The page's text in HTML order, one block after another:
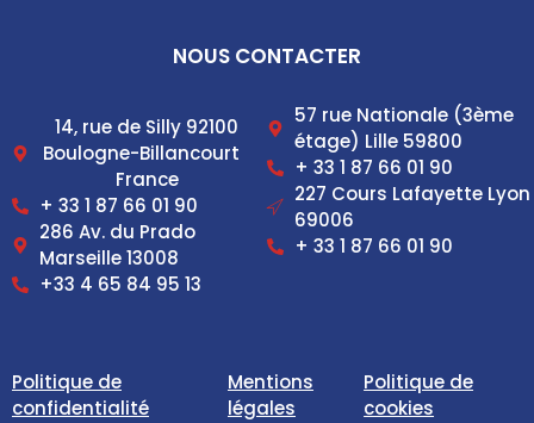
NOUS CONTACTER
14, rue de Silly 92100
Boulogne-Billancourt
France
+ 33 1 87 66 01 90
286 Av. du Prado
Marseille 13008
+33 4 65 84 95 13
57 rue Nationale (3ème
étage) Lille 59800
+ 33 1 87 66 01 90
227 Cours Lafayette Lyon
69006
+ 33 1 87 66 01 90
Politique de
confidentialité
Mentions
légales
Politique de
cookies